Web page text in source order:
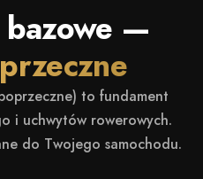
—
to fundament
i uchwytów rowerowych.
do Twojego samochodu.